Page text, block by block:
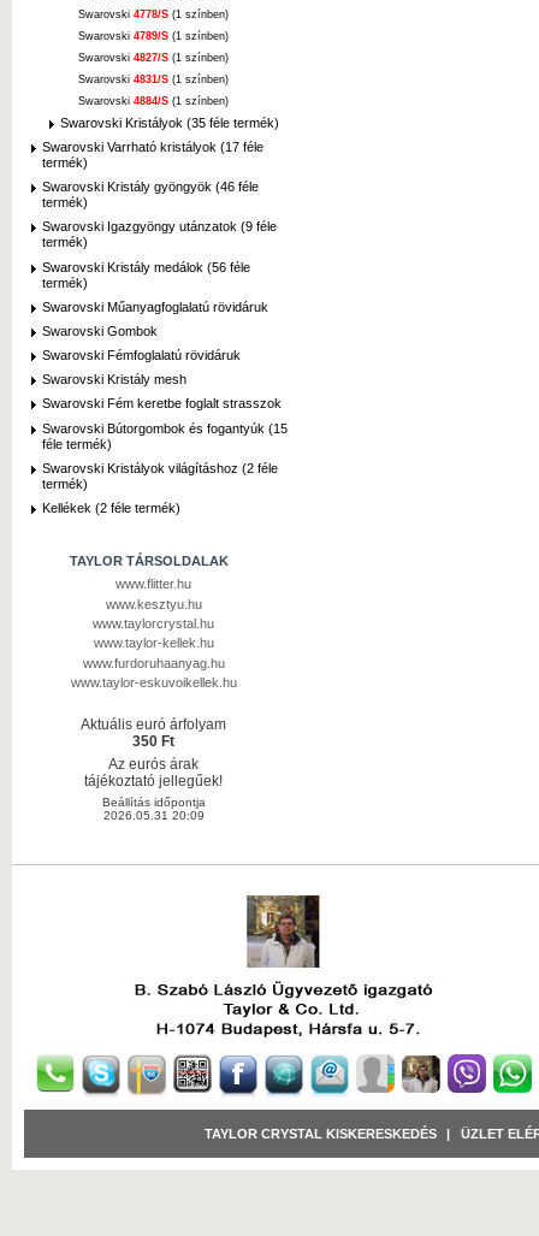
Swarovski 4778/S (1 színben)
Swarovski 4789/S (1 színben)
Swarovski 4827/S (1 színben)
Swarovski 4831/S (1 színben)
Swarovski 4884/S (1 színben)
Swarovski Kristályok (35 féle termék)
Swarovski Varrható kristályok (17 féle
termék)
Swarovski Kristály gyöngyök (46 féle
termék)
Swarovski Igazgyöngy utánzatok (9 féle
termék)
Swarovski Kristály medálok (56 féle
termék)
Swarovski Műanyagfoglalatú rövidáruk
Swarovski Gombok
Swarovski Fémfoglalatú rövidáruk
Swarovski Kristály mesh
Swarovski Fém keretbe foglalt strasszok
Swarovski Bútorgombok és fogantyúk (15
féle termék)
Swarovski Kristályok világításhoz (2 féle
termék)
Kellékek (2 féle termék)
TAYLOR TÁRSOLDALAK
www.flitter.hu
www.kesztyu.hu
www.taylorcrystal.hu
www.taylor-kellek.hu
www.furdoruhaanyag.hu
www.taylor-eskuvoikellek.hu
Aktuális euró árfolyam
350 Ft
Az eurós árak
tájékoztató jellegűek!
Beállítás időpontja
2026.05.31 20:09
TAYLOR CRYSTAL KISKERESKEDÉS ÜZLET